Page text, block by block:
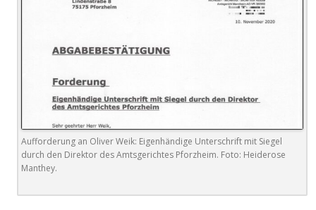
Aufforderung an Oliver Weik: Eigenhändige Unterschrift mit Siegel
durch den Direktor des Amtsgerichtes Pforzheim. Foto: Heiderose
Manthey.